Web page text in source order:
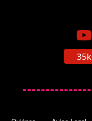
35k